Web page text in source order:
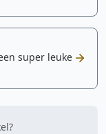
super leuke